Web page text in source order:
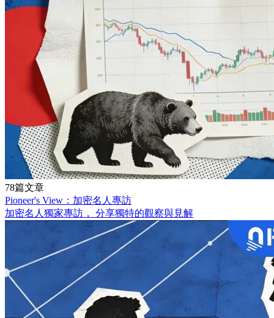
78篇文章
Pioneer's View：加密名人專訪
加密名人獨家專訪， 分享獨特的觀察與見解